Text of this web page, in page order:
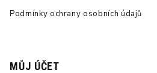
Podmínky ochrany osobních údajů
MŮJ ÚČET